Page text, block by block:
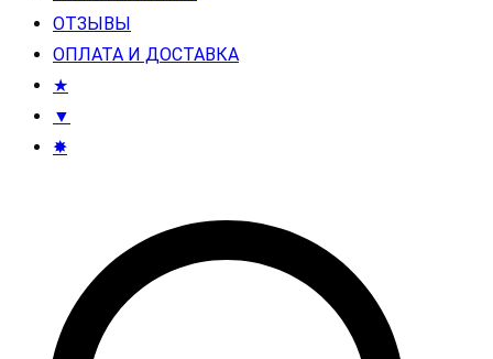
ОТЗЫВЫ
ОПЛАТА И ДОСТАВКА
★
▼
✸